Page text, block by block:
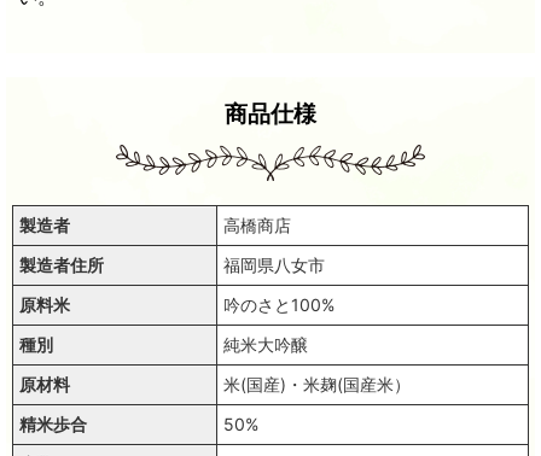
商品仕様
製造者
高橋商店
製造者住所
福岡県八女市
原料米
吟のさと100%
種別
純米大吟醸
原材料
米(国産)・米麹(国産米）
精米歩合
50%